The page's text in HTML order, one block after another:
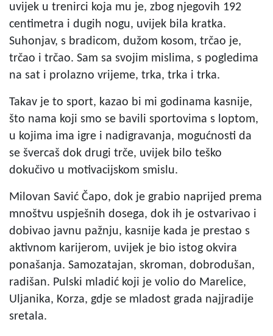
uvijek u trenirci koja mu je, zbog njegovih 192
centimetra i dugih nogu, uvijek bila kratka.
Suhonjav, s bradicom, dužom kosom, trčao je,
trčao i trčao. Sam sa svojim mislima, s pogledima
na sat i prolazno vrijeme, trka, trka i trka.
Takav je to sport, kazao bi mi godinama kasnije,
što nama koji smo se bavili sportovima s loptom,
u kojima ima igre i nadigravanja, mogućnosti da
se švercaš dok drugi trče, uvijek bilo teško
dokučivo u motivacijskom smislu.
Milovan Savić Čapo, dok je grabio naprijed prema
mnoštvu uspješnih dosega, dok ih je ostvarivao i
dobivao javnu pažnju, kasnije kada je prestao s
aktivnom karijerom, uvijek je bio istog okvira
ponašanja. Samozatajan, skroman, dobrodušan,
radišan. Pulski mladić koji je volio do Marelice,
Uljanika, Korza, gdje se mladost grada najjradije
sretala.